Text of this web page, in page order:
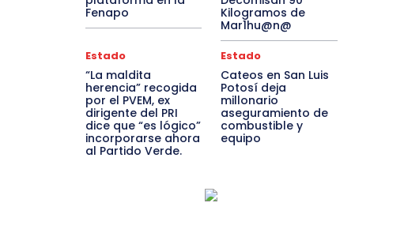
Fenapo
Kilogramos de
Mar1hu@n@
Estado
“La maldita
herencia” recogida
por el PVEM, ex
dirigente del PRI
dice que “es lógico”
incorporarse ahora
al Partido Verde.
Estado
Cateos en San Luis
Potosí deja
millonario
aseguramiento de
combustible y
equipo